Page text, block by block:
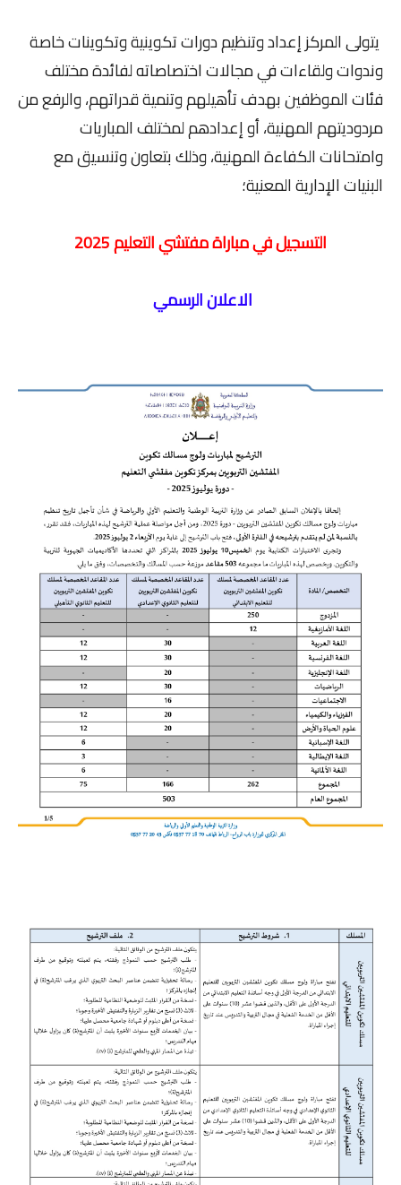
يتولى المركز إعداد وتنظيم دورات تكوينية وتكوينات خاصة
وندوات ولقاءات في مجالات اختصاصاته لفائدة مختلف
فئات الموظفين بهدف تأهيلهم وتنمية قدراتهم، والرفع من
مردوديتهم المهنية، أو إعدادهم لمختلف المباريات
وامتحانات الكفاءة المهنية، وذلك بتعاون وتنسيق مع
البنيات الإدارية المعنية؛
التسجيل في مباراة مفتشي التعليم 2025
الاعلان الرسمي